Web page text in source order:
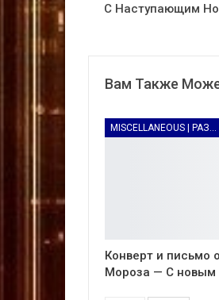
С Наступающим
Вам Также
Конверт и письмо
Мороза — С новым